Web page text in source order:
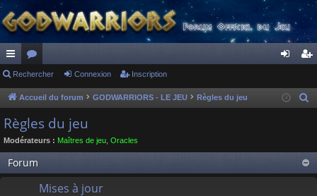
ac
co
ur
ci
s
or
u
m
s
ne cri
Rechercher Connexion Inscription
Accueil du forum GODWARRIORS - LE JEU Règles du jeu
r
Règles du jeu
Modérateurs : Maîtres de jeu Oracles
Forum
Mises à jour